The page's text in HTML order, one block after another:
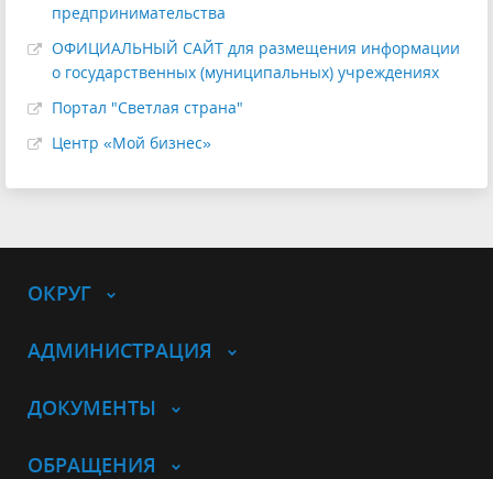
предпринимательства
ОФИЦИАЛЬНЫЙ САЙТ для размещения информации
о государственных (муниципальных) учреждениях
Портал "Светлая страна"
Центр «Мой бизнес»
ОКРУГ
АДМИНИСТРАЦИЯ
ДОКУМЕНТЫ
ОБРАЩЕНИЯ